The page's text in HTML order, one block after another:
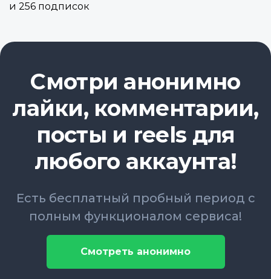
и 256 подписок
Смотри анонимно
лайки, комментарии,
посты и reels для
любого аккаунта!
Есть бесплатный пробный период с
полным функционалом сервиса!
Смотреть анонимно